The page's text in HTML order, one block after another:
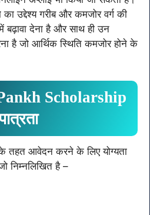
उद्देश्य गरीब और कमजोर वर्ग की
बढ़ावा देना है और साथ ही उन
है जो आर्थिक स्थिति कमजोर होने के
Scholarship
तहत आवेदन करने के लिए योग्यता
निम्नलिखित है –